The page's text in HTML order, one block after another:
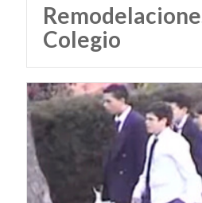
Colegio